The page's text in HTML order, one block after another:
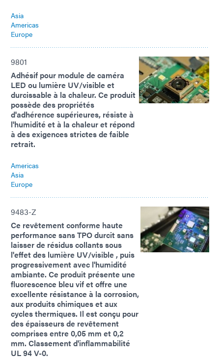
Asia
Americas
Europe
9801
Adhésif pour module de caméra
LED ou lumière UV/visible et
durcissable à la chaleur. Ce produit
possède des propriétés
d'adhérence supérieures, résiste à
l'humidité et à la chaleur et répond
à des exigences strictes de faible
retrait.
Americas
Asia
Europe
9483-Z
Ce revêtement conforme haute
performance sans TPO durcit sans
laisser de résidus collants sous
l'effet des lumière UV/visible , puis
progressivement avec l'humidité
ambiante. Ce produit présente une
fluorescence bleu vif et offre une
excellente résistance à la corrosion,
aux produits chimiques et aux
cycles thermiques. Il est conçu pour
des épaisseurs de revêtement
comprises entre 0,05 mm et 0,2
mm. Classement d'inflammabilité
UL 94 V-0.